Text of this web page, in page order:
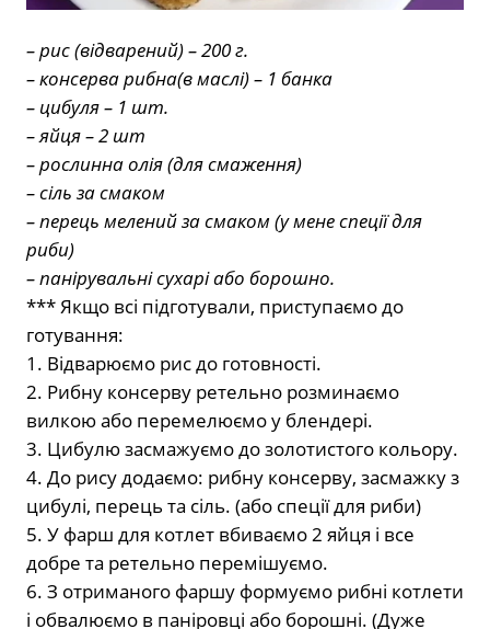
– рис (відварений) – 200 г.
– консерва рибна(в маслі) – 1 банка
– цибуля – 1 шт.
– яйця – 2 шт
– рослинна олія (для смаження)
– сіль за смаком
– перець мелений за смаком (у мене спеції для
риби)
– панірувальні сухарі або борошно.
*** Якщо всі підготували, приступаємо до
готування:
1. Відварюємо рис до готовності.
2. Рибну консерву ретельно розминаємо
вилкою або перемелюємо у блендері.
3. Цибулю засмажуємо до золотистого кольору.
4. До рису додаємо: рибну консерву, засмажку з
цибулі, перець та сіль. (або спеції для риби)
5. У фарш для котлет вбиваємо 2 яйця і все
добре та ретельно перемішуємо.
6. З отриманого фаршу формуємо рибні котлети
і обвалюємо в паніровці або борошні. (Дуже